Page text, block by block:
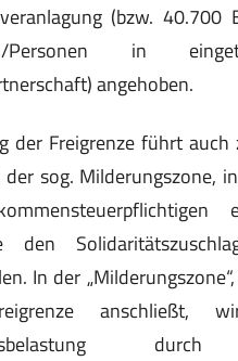
(bzw. 40.700
Personen in
angehoben.
der Freigrenze führt auch
der sog. Milderungszone,
den
In der
anschließt,